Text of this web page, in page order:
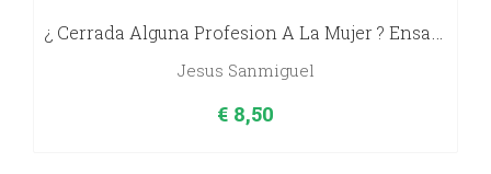
¿ Cerrada Alguna Profesion A La Mujer ? Ensayo Psicologico Comparativo Hombre-Mujer.
Jesus Sanmiguel
€ 8,50